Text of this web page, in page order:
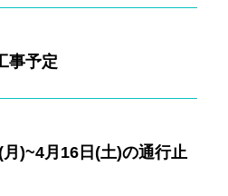
事予定
)~4月16日(土)の通行止